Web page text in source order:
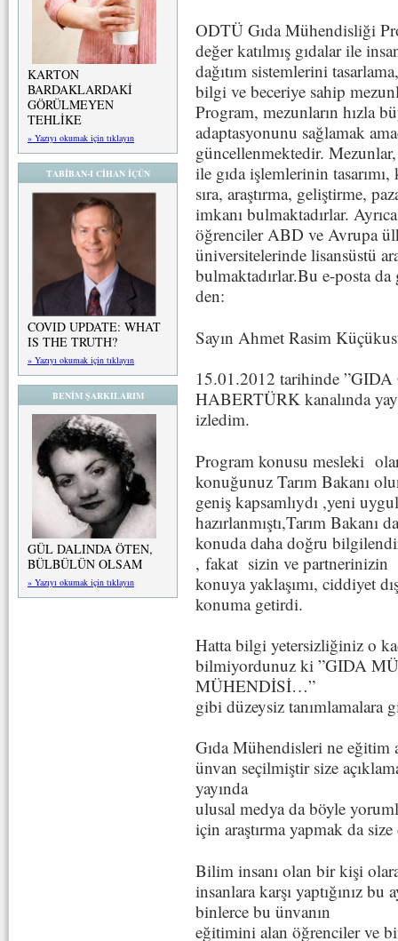
KARTON
BARDAKLARDAKİ
GÖRÜLMEYEN
TEHLİKE
» Yazıyı okumak için tıklayın
TABİBAN-I CİHAN İÇÜN
COVID UPDATE: WHAT
IS THE TRUTH?
» Yazıyı okumak için tıklayın
BENİM ŞARKILARIM
GÜL DALINDA ÖTEN,
BÜLBÜLÜN OLSAM
» Yazıyı okumak için tıklayın
ODTÜ Gıda Mühendisliği
değer katılmış gıdalar ile
dağıtım sistemlerini
bilgi ve beceriye sahip
Program, mezunların hızla
adaptasyonunu sağlamak
güncellenmektedir.
ile gıda işlemlerinin
sıra, araştırma, geliştirme,
imkanı bulmaktadırlar.
öğrenciler ABD ve Avrupa
üniversitelerinde lisansüstü
bulmaktadırlar.Bu e-posta
den:
Sayın Ahmet Rasim
15.01.2012 tarihinde
HABERTÜRK kanalında
izledim.
Program konusu mesleki
konuğunuz Tarım Bakanı
geniş kapsamlıydı ,yeni
hazırlanmıştı,Tarım Bakanı
konuda daha doğru
, fakat sizin ve partnerinizin
konuya yaklaşımı, ciddiyet
konuma getirdi.
Hatta bilgi yetersizliğiniz o
bilmiyordunuz ki ”GIDA
MÜHENDİSİ…”
gibi düzeysiz tanımlamalara
Gıda Mühendisleri ne eğitim
ünvan seçilmiştir size
yayında
ulusal medya da böyle
için araştırma yapmak da
Bilim insanı olan bir kişi
insanlara karşı yaptığınız
binlerce bu ünvanın
eğitimini alan öğrenciler ve